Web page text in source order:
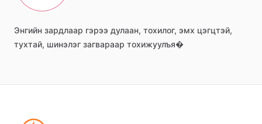
Энгийн зардлаар гэрээ дулаан, тохилог, эмх цэгцтэй,
тухтай, шинэлэг загвараар тохижуулъя�